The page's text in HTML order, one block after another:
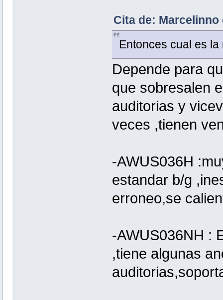
Cita de: Marcelinno
Entonces cual es
Depende para
que sobresalen
auditorias y
veces ,tienen
-AWUS036H
estandar b/g
erroneo,se
-AWUS036NH :
,tiene algunas